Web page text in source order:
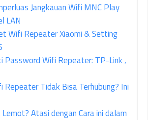
Jangkauan Wifi MNC Play
LAN
Wifi Repeater Xiaomi & Setting
Password Wifi Repeater: TP-Link ,
Repeater Tidak Bisa Terhubung? Ini
Atasi dengan Cara ini dalam